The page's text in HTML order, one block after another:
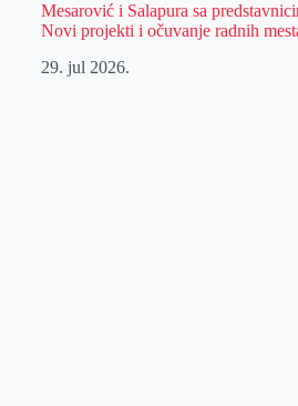
Mesarović i Salapura sa
Novi projekti i očuvanje radnih
29. jul 2026.